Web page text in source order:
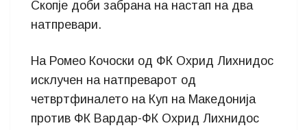
Скопје доби забрана на настап на два
натпревари.
На Ромео Кочоски од ФК Охрид Лихнидос
исклучен на натпреварот од
четвртфиналето на Куп на Македонија
против ФК Вардар-ФК Охрид Лихнидос